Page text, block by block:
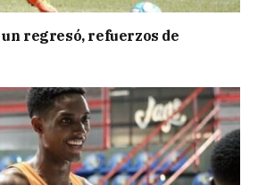
regresó, refuerzos de